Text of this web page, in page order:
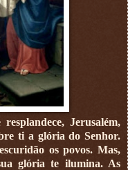
Jerusalém,
ti a glória do Senhor.
os povos. Mas,
glória te ilumina. As